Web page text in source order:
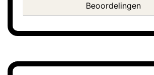
Beoordelingen